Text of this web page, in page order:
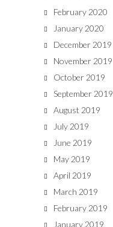
February 2020
January 2020
December 2019
November 2019
October 2019
September 2019
August 2019
July 2019
June 2019
May 2019
April 2019
March 2019
February 2019
January 2019